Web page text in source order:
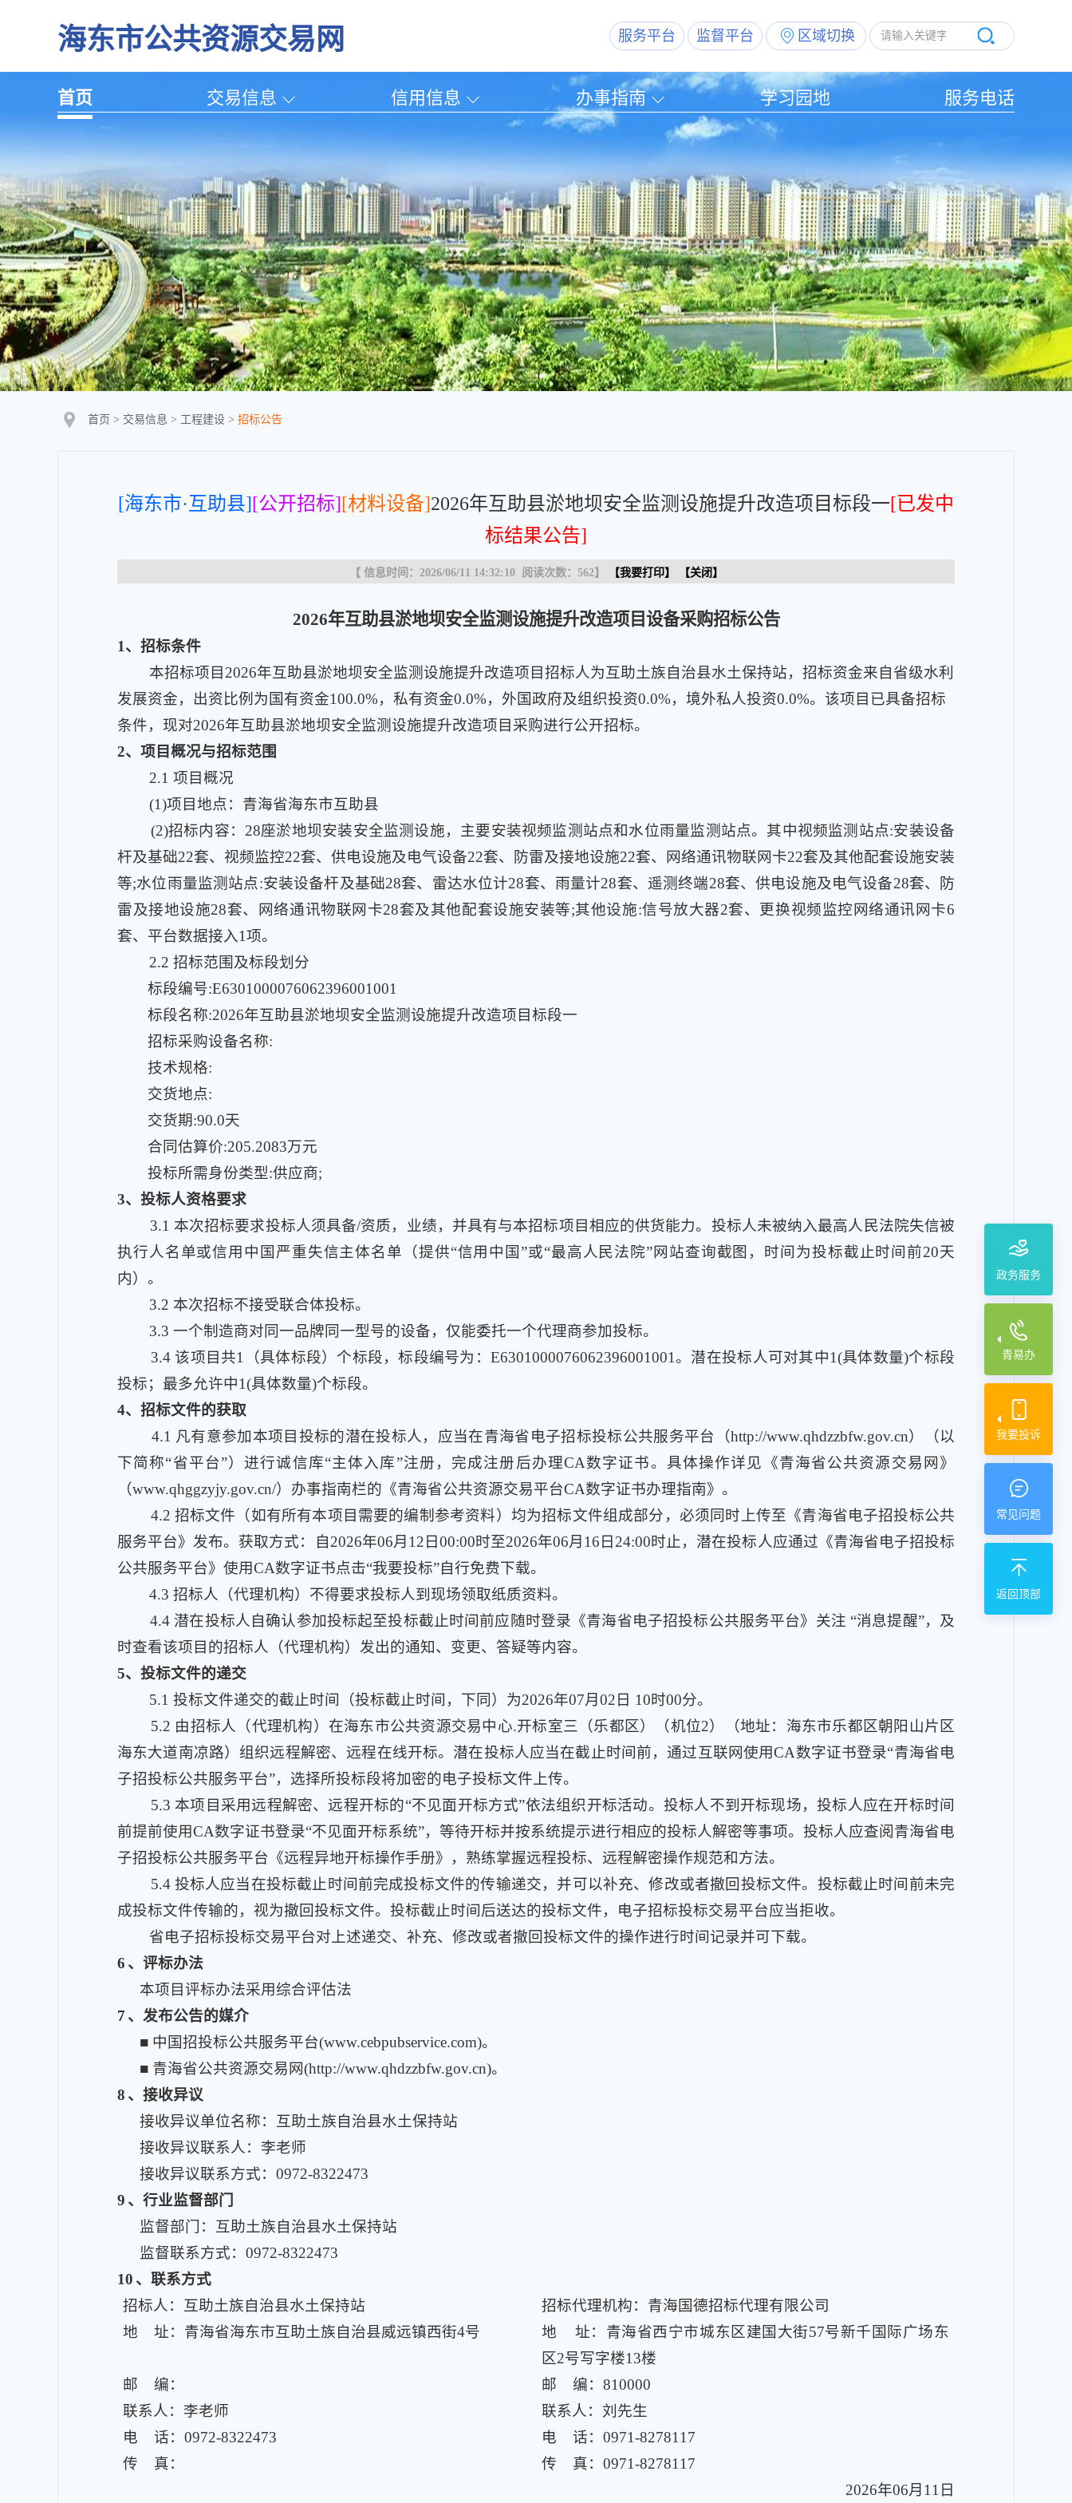
海东市公共资源交易网 服务平台 监督平台 区域切换
首页 交易信息 信用信息 办事指南 学习园地 服务电话
政务服务
青易办
我要投诉
常见问题
返回顶部
首页 > 交易信息 > 工程建设 > 招标公告
[海东市·互助县][公开招标][材料设备]2026年互助县淤地坝安全监测设施提升改造项目标段一[已发中
标结果公告]
【 信息时间：2026/06/11 14:32:10 阅读次数： 562】 【我要打印】 【关闭 】
2026年互助县淤地坝安全监测设施提升改造项目 设备采购招标公告
1、招标条件
本招标项目2026年互助县淤地坝安全监测设施提升改造项目招标人为互助土族自治县水土保持站，招标资金来自省级水利
发展资金，出资比例为国有资金100.0%，私有资金0.0%，外国政府及组织投资0.0%，境外私人投资0.0%。该项目已具备招标
条件，现对2026年互助县淤地坝安全监测设施提升改造项目采购进行公开招标。
2、项目概况与招标范围
2.1 项目概况
(1)项目地点：青海省海东市互助县
(2)招标内容：28座淤地坝安装安全监测设施，主要安装视频监测站点和水位雨量监测站点。其中视频监测站点:安装设备
杆及基础22套、视频监控22套、供电设施及电气设备22套、防雷及接地设施22套、网络通讯物联网卡22套及其他配套设施安装
等;水位雨量监测站点:安装设备杆及基础28套、雷达水位计28套、雨量计28套、遥测终端28套、供电设施及电气设备28套、防
雷及接地设施28套、网络通讯物联网卡28套及其他配套设施安装等;其他设施:信号放大器2套、更换视频监控网络通讯网卡6
套、平台数据接入1项。
2.2 招标范围及标段划分
标段编号:E6301000076062396001001
标段名称:2026年互助县淤地坝安全监测设施提升改造项目标段一
招标采购设备名称:
技术规格:
交货地点:
交货期:90.0天
合同估算价:205.2083万元
投标所需身份类型:供应商;
3、投标人资格要求
3.1 本次招标要求投标人须具备/资质，业绩，并具有与本招标项目相应的供货能力。投标人未被纳入最高人民法院失信被
执行人名单或信用中国严重失信主体名单（提供“信用中国”或“最高人民法院”网站查询截图，时间为投标截止时间前20天
内）。
3.2 本次招标不接受联合体投标。
3.3 一个制造商对同一品牌同一型号的设备，仅能委托一个代理商参加投标。
3.4该项目共1（具体标段）个标段，标段编号为：E6301000076062396001001。潜在投标人可对其中1(具体数量)个标段
投标；最多允许中1(具体数量)个标段。
4、招标文件的获取
4.1 凡有意参加本项目投标的潜在投标人，应当在青海省电子招标投标公共服务平台（http://www.qhdzzbfw.gov.cn）（以
下简称“省平台”）进行诚信库“主体入库”注册，完成注册后办理CA数字证书。具体操作详见《青海省公共资源交易网》
（www.qhggzyjy.gov.cn/）办事指南栏的《青海省公共资源交易平台CA数字证书办理指南》。
4.2 招标文件（如有所有本项目需要的编制参考资料）均为招标文件组成部分，必须同时上传至《青海省电子招投标公共
服务平台》发布。获取方式：自2026年06月12日00:00时至2026年06月16日24:00时止，潜在投标人应通过《青海省电子招投标
公共服务平台》使用CA数字证书点击“我要投标”自行免费下载。
4.3 招标人（代理机构）不得要求投标人到现场领取纸质资料。
4.4 潜在投标人自确认参加投标起至投标截止时间前应随时登录《青海省电子招投标公共服务平台》关注 “消息提醒”，及
时查看该项目的招标人（代理机构）发出的通知、变更、答疑等内容。
5、投标文件的递交
5.1 投标文件递交的截止时间（投标截止时间，下同）为2026年07月02日 10时00分。
5.2 由招标人（代理机构）在海东市公共资源交易中心.开标室三（乐都区）（机位2）（地址：海东市乐都区朝阳山片区
海东大道南凉路）组织远程解密、远程在线开标。潜在投标人应当在截止时间前，通过互联网使用CA数字证书登录“青海省电
子招投标公共服务平台”，选择所投标段将加密的电子投标文件上传。
5.3 本项目采用远程解密、远程开标的“不见面开标方式”依法组织开标活动。投标人不到开标现场，投标人应在开标时间
前提前使用CA数字证书登录“不见面开标系统”，等待开标并按系统提示进行相应的投标人解密等事项。投标人应查阅青海省电
子招投标公共服务平台《远程异地开标操作手册》，熟练掌握远程投标、远程解密操作规范和方法。
5.4 投标人应当在投标截止时间前完成投标文件的传输递交，并可以补充、修改或者撤回投标文件。投标截止时间前未完
成投标文件传输的，视为撤回投标文件。投标截止时间后送达的投标文件，电子招标投标交易平台应当拒收。
省电子招标投标交易平台对上述递交、补充、修改或者撤回投标文件的操作进行时间记录并可下载。
6 、评标办法
本项目评标办法采用综合评估法
7 、发布公告的媒介
■ 中国招投标公共服务平台(www.cebpubservice.com)。
■ 青海省公共资源交易网(http://www.qhdzzbfw.gov.cn)。
8 、接收异议
接收异议单位名称：互助土族自治县水土保持站
接收异议联系人：李老师
接收异议联系方式：0972-8322473
9 、行业监督部门
监督部门：互助土族自治县水土保持站
监督联系方式：0972-8322473
10 、联系方式
招标人：互助土族自治县水土保持站
招标代理机构：青海国德招标代理有限公司
地 址：青海省海东市互助土族自治县威远镇西街4号
地 址：青海省西宁市城东区建国大街57号新千国际广场东
区2号写字楼13楼
邮 编：
邮 编：810000
联系人：李老师
联系人：刘先生
电 话：0972-8322473
电 话：0971-8278117
传 真：
传 真：0971-8278117
2026年06月11日